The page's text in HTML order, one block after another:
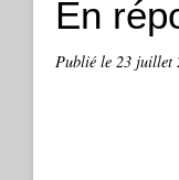
En
Publié le 23 juillet